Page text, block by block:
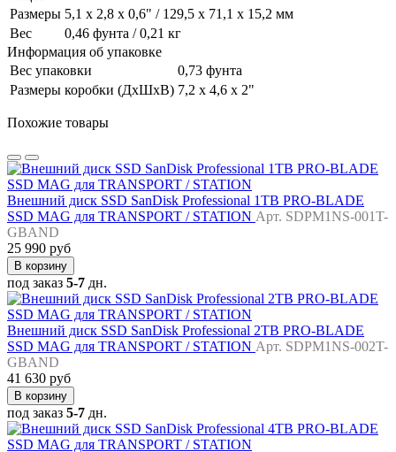
Размеры 5,1 x 2,8 x 0,6" / 129,5 x 71,1 x 15,2 мм
Вес
0,46 фунта / 0,21 кг
Информация об упаковке
Вес упаковки
0,73 фунта
Размеры коробки (ДxШxВ) 7,2 x 4,6 x 2"
Похожие товары
Внешний диск SSD SanDisk Professional 1TB PRO-BLADE
SSD MAG для TRANSPORT / STATION Арт. SDPM1NS-001T-
GBAND
25 990 руб
В корзину
под заказ 5-7 дн.
Внешний диск SSD SanDisk Professional 2TB PRO-BLADE
SSD MAG для TRANSPORT / STATION Арт. SDPM1NS-002T-
GBAND
41 630 руб
В корзину
под заказ 5-7 дн.